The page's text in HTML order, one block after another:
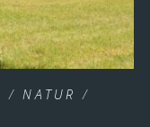
/NATUR /